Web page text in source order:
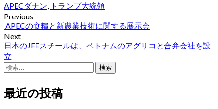
APECダナン トランプ大統領
投
稿
ナ
ビ
ゲ
Previous
APECの食糧と新農業技術に関する展示会
Next
日本のJFEスチールは、ベトナムのアグリコと合弁会社を設
立
検
最近の投稿